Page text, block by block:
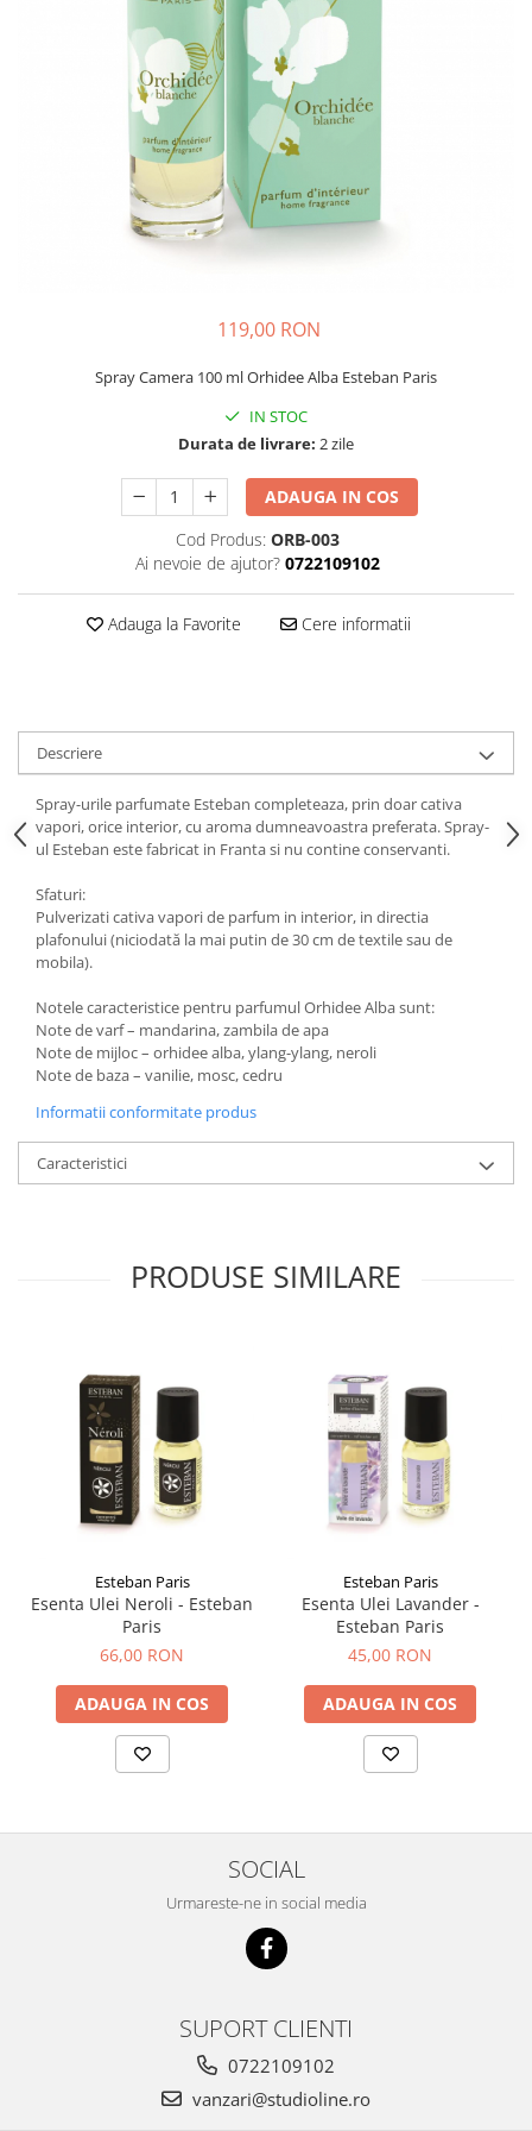
119,00 RON
Spray Camera 100 ml Orhidee Alba Esteban Paris
IN STOC
Durata de livrare: 2 zile
ADAUGA IN COS
Cod Produs: ORB-003
Ai nevoie de ajutor? 0722109102
Adauga la Favorite Cere informatii
Descriere
Spray-urile parfumate Esteban completeaza, prin doar cativa
vapori, orice interior, cu aroma dumneavoastra preferata. Spray-
ul Esteban este fabricat in Franta si nu contine conservanti.
Sfaturi:
Pulverizati cativa vapori de parfum in interior, in directia
plafonului (niciodată la mai putin de 30 cm de textile sau de
mobila).
Notele caracteristice pentru parfumul Orhidee Alba sunt:
Note de varf – mandarina, zambila de apa
Note de mijloc – orhidee alba, ylang-ylang, neroli
Note de baza – vanilie, mosc, cedru
Informatii conformitate produs
Caracteristici
PRODUSE SIMILARE
Esteban Paris
Esenta Ulei Neroli - Esteban
Paris
66,00 RON
ADAUGA IN COS
Esteban Paris
Esenta Ulei Lavander -
Esteban Paris
45,00 RON
ADAUGA IN COS
SOCIAL
Urmareste-ne in social media
SUPORT CLIENTI
0722109102
vanzari@studioline.ro